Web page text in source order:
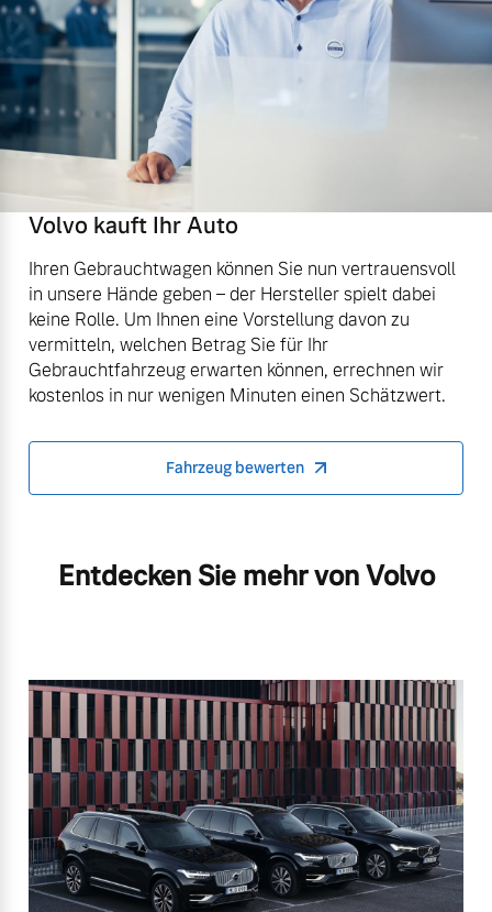
Volvo kauft Ihr Auto
Ihren Gebrauchtwagen können Sie nun vertrauensvoll
in unsere Hände geben – der Hersteller spielt dabei
keine Rolle. Um Ihnen eine Vorstellung davon zu
vermitteln, welchen Betrag Sie für Ihr
Gebrauchtfahrzeug erwarten können, errechnen wir
kostenlos in nur wenigen Minuten einen Schätzwert.
Fahrzeug bewerten
Entdecken Sie mehr von Volvo